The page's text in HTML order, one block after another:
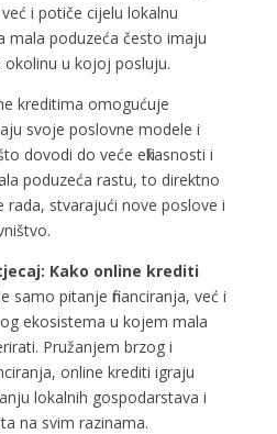
i potiče cijelu lokalnu
mala poduzeća često imaju
okolinu u kojoj posluju.
kreditima omogućuje
svoje poslovne modele i
dovodi do veće efikasnosti i
poduzeća rastu, to direktno
stvarajući nove poslove i
Kako online krediti
samo pitanje financiranja, već i
ekosistema u kojem mala
Pružanjem brzog i
online krediti igraju
lokalnih gospodarstava i
na svim razinama.